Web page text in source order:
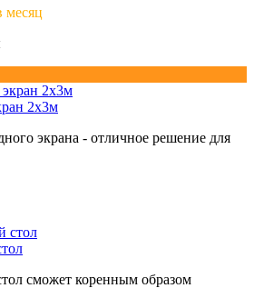
месяц
2х3м
экрана - отличное решение для
сможет коренным образом